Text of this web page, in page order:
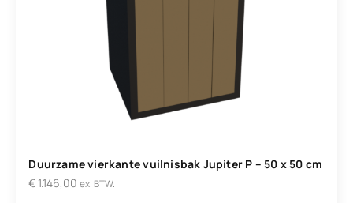
Duurzame vierkante vuilnisbak Jupiter P – 50 x 50 cm
€ 1.146,00 ex. BTW.